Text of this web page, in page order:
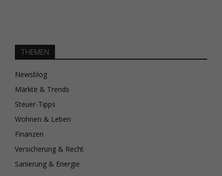
THEMEN
Newsblog
Märkte & Trends
Steuer-Tipps
Wohnen & Leben
Finanzen
Versicherung & Recht
Sanierung & Energie